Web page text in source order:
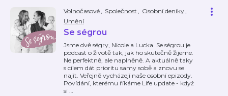
Volnočasové, Společnost , Osobní deníky,
Umění
Se ségrou
Jsme dvě ségry, Nicole a Lucka. Se ségrou je
podcast o životě tak, jak ho skutečně žijeme.
Ne perfektně, ale naplněně. A aktuálně taky
s cílem dát prioritu samy sobě a znovu se
najít. Veřejně vycházejí naše osobní epizody.
Povídání, kterému říkáme Life update - když
si …